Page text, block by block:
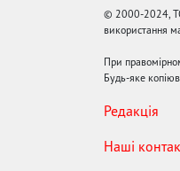
© 2000-2024,
використання
При
Будь-яке
Редакція
Наші